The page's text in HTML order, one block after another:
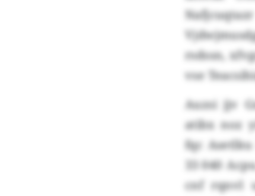
rsdssn,
vse
Auzsi jjv
atibx noz
fqc
33 040
cnf rqnvl